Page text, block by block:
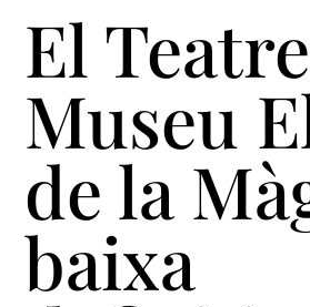
El Teatre
Museu
de la
baixa